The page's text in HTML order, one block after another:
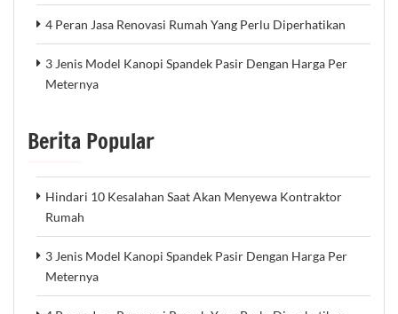
4 Peran Jasa Renovasi Rumah Yang Perlu Diperhatikan
3 Jenis Model Kanopi Spandek Pasir Dengan Harga Per
Meternya
Berita Popular
Hindari 10 Kesalahan Saat Akan Menyewa Kontraktor
Rumah
3 Jenis Model Kanopi Spandek Pasir Dengan Harga Per
Meternya